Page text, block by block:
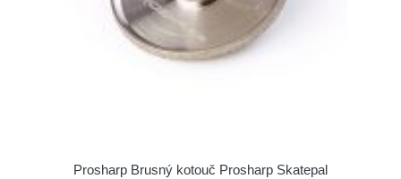
Prosharp Brusný kotouč Prosharp Skatepal